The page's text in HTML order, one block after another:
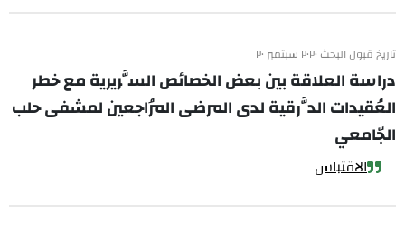
تاريخ قبول البحث ٢٠٢٠ سبتمبر ٢٠
دراسة العلاقة بين بعض الخصائص السَّريرية مع خطر
العُقيدات الدَّرقية لدى المرضى المُراجعين لمشفى حلب
الجّامعي
الاقتباس